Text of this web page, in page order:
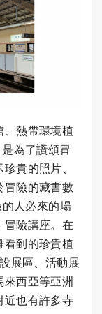
、熱帶環境植
為了讚頌冒
貴的照片、
冒險的藏書數
人必來的場
冒險講座。在
看到的珍貴植
展區、活動展
來西亞等亞洲
近也有許多寺